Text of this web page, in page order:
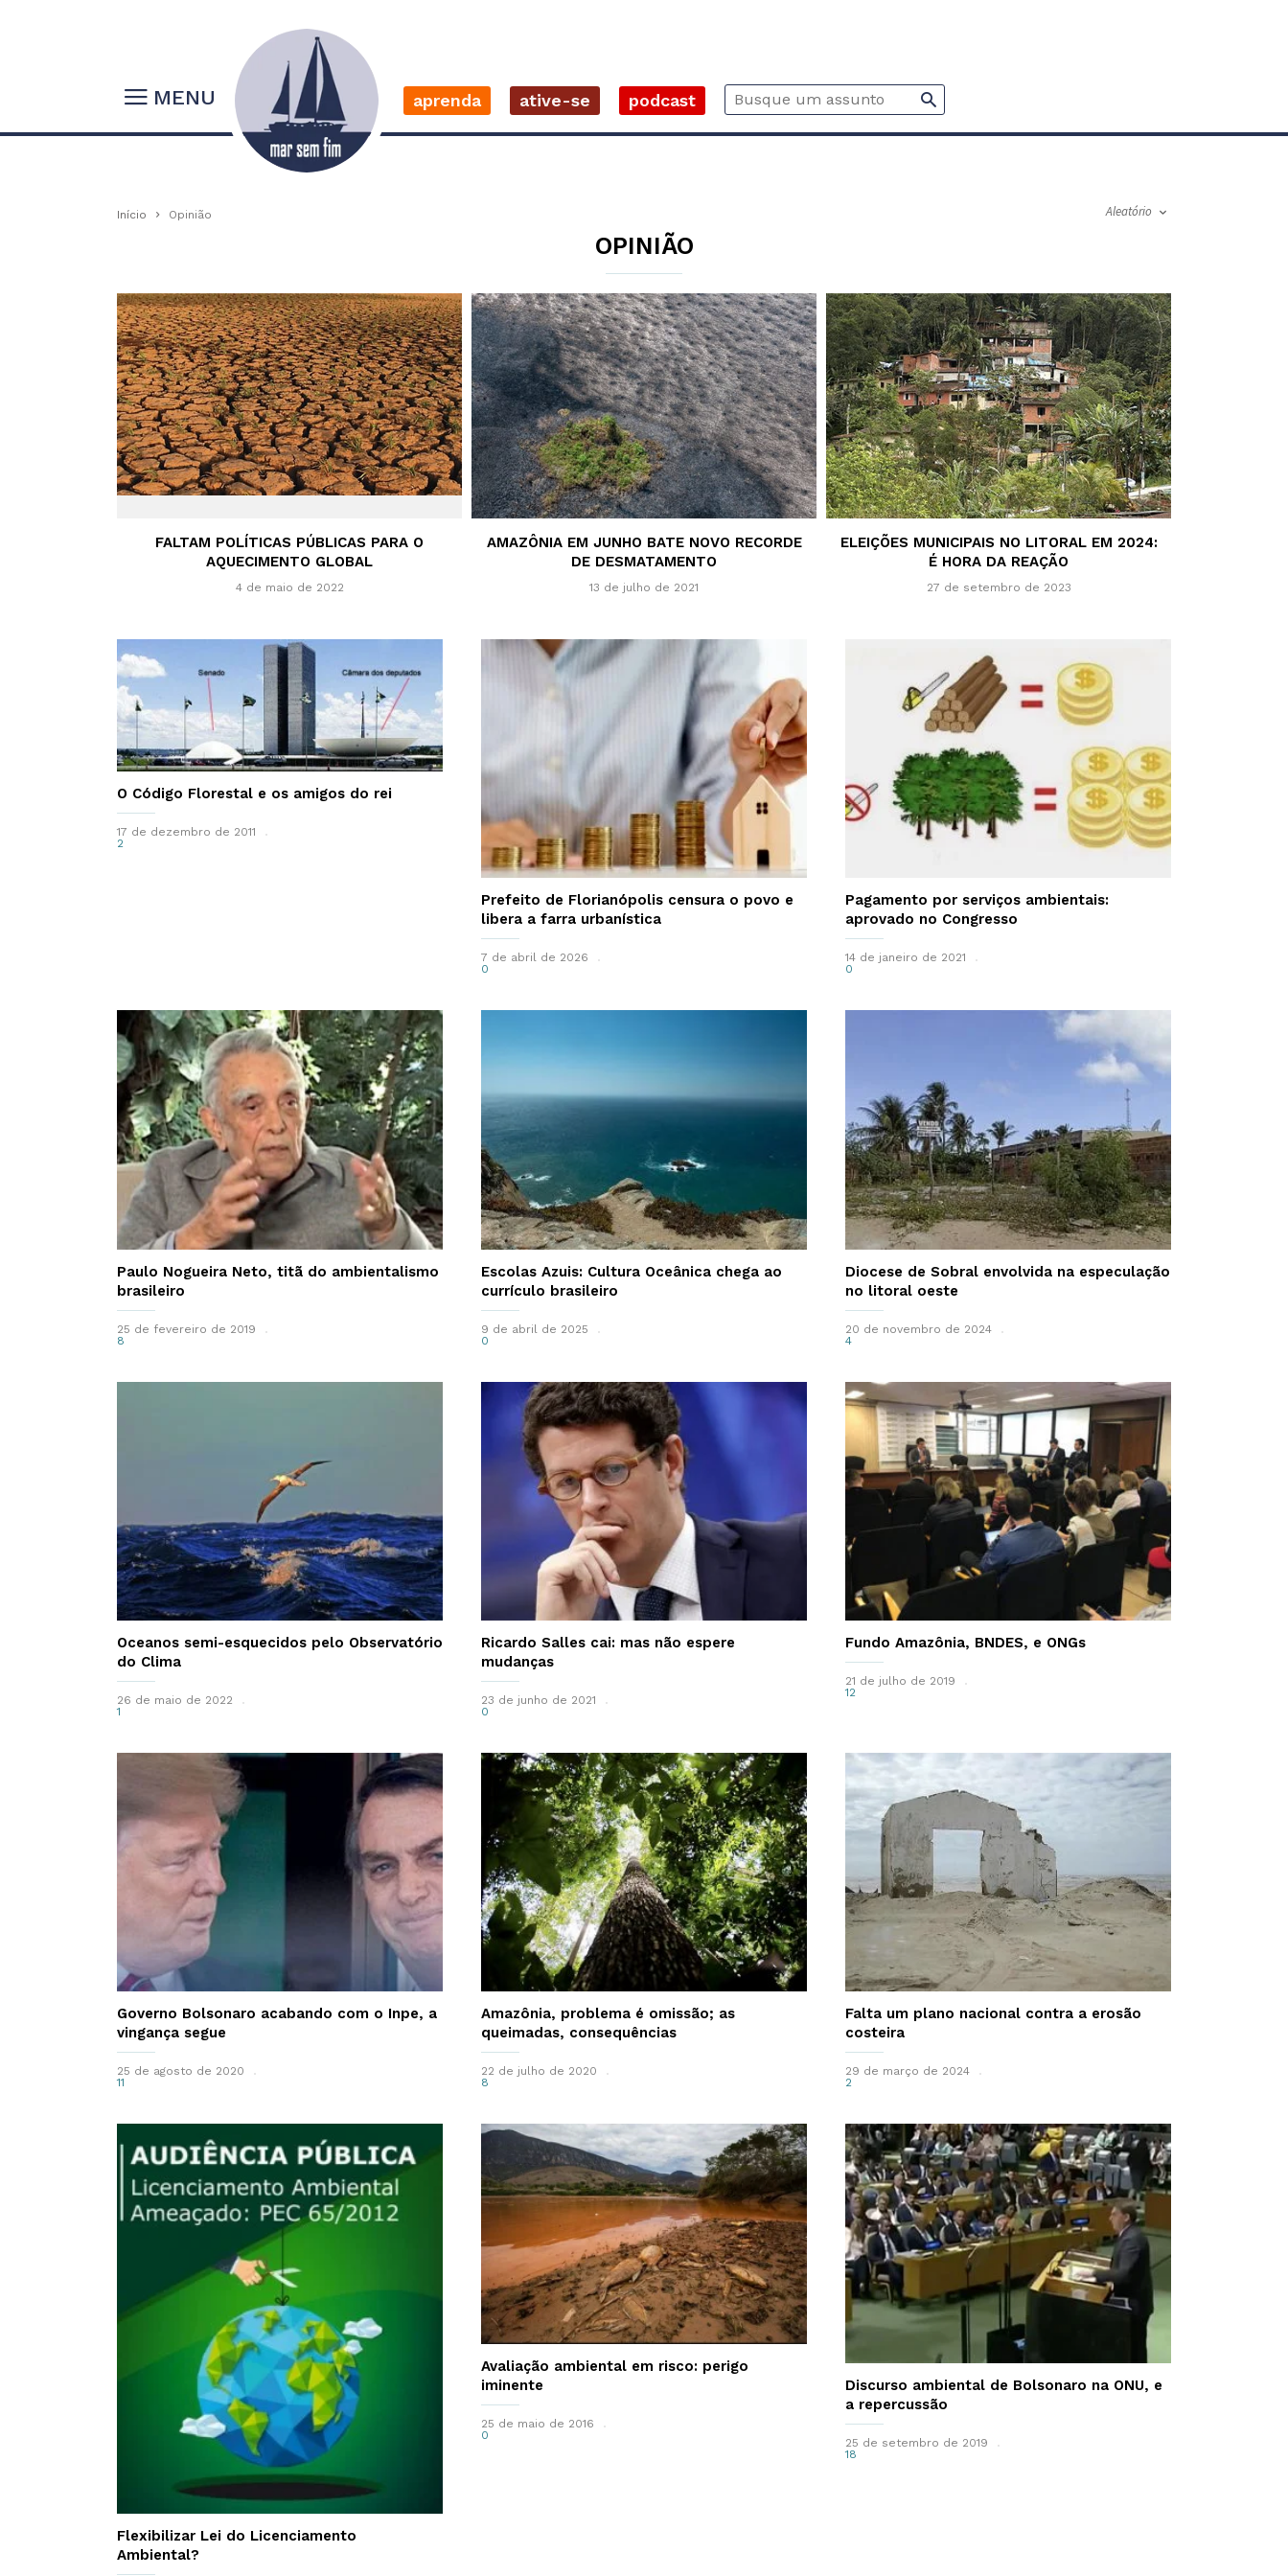
MENU aprenda ative-se podcast
Início Opinião Aleatório
OPINIÃO
FALTAM POLÍTICAS PÚBLICAS PARA O
AQUECIMENTO GLOBAL
4 de maio de 2022
AMAZÔNIA EM JUNHO BATE NOVO RECORDE
DE DESMATAMENTO
13 de julho de 2021
ELEIÇÕES MUNICIPAIS NO LITORAL EM 2024:
É HORA DA REAÇÃO
27 de setembro de 2023
O Código Florestal e os amigos do rei
17 de dezembro de 2011
2
Prefeito de Florianópolis censura o povo e
libera a farra urbanística
7 de abril de 2026
0
Pagamento por serviços ambientais:
aprovado no Congresso
14 de janeiro de 2021
0
Paulo Nogueira Neto, titã do ambientalismo
brasileiro
25 de fevereiro de 2019
8
Escolas Azuis: Cultura Oceânica chega ao
currículo brasileiro
9 de abril de 2025
0
Diocese de Sobral envolvida na especulação
no litoral oeste
20 de novembro de 2024
4
Oceanos semi-esquecidos pelo Observatório
do Clima
26 de maio de 2022
1
Ricardo Salles cai: mas não espere
mudanças
23 de junho de 2021
0
Fundo Amazônia, BNDES, e ONGs
21 de julho de 2019
12
Governo Bolsonaro acabando com o Inpe, a
vingança segue
25 de agosto de 2020
11
Amazônia, problema é omissão; as
queimadas, consequências
22 de julho de 2020
8
Falta um plano nacional contra a erosão
costeira
29 de março de 2024
2
Flexibilizar Lei do Licenciamento
Ambiental?
Avaliação ambiental em risco: perigo
iminente
25 de maio de 2016
0
Discurso ambiental de Bolsonaro na ONU, e
a repercussão
25 de setembro de 2019
18